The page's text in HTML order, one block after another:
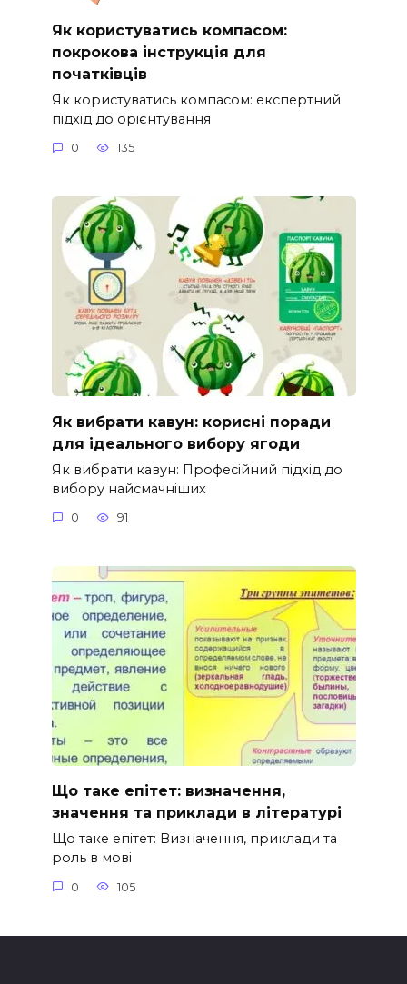
Як користуватись компасом:
покрокова інструкція для
початківців
Як користуватись компасом: експертний
підхід до орієнтування
0 135
Як вибрати кавун: корисні поради
для ідеального вибору ягоди
Як вибрати кавун: Професійний підхід до
вибору найсмачніших
0 91
Що таке епітет: визначення,
значення та приклади в літературі
Що таке епітет: Визначення, приклади та
роль в мові
0 105